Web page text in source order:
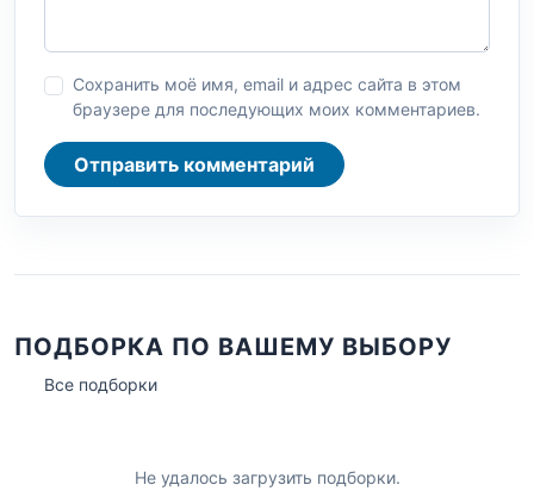
Сохранить моё имя, email и адрес сайта в этом
браузере для последующих моих комментариев.
Отправить комментарий
ПОДБОРКА ПО ВАШЕМУ ВЫБОРУ
Все подборки
Не удалось загрузить подборки.